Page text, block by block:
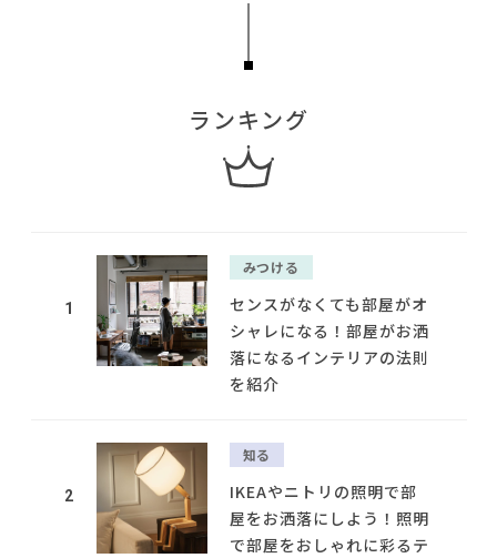
ランキング
1
みつける
センスがなくても部屋がオ
シャレになる！部屋がお洒
落になるインテリアの法則
を紹介
2
知る
IKEAやニトリの照明で部
屋をお洒落にしよう！照明
で部屋をおしゃれに彩るテ